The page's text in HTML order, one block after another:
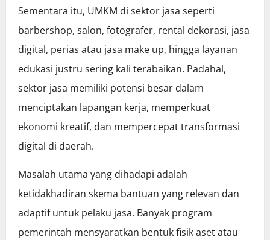
Sementara itu, UMKM di sektor jasa seperti
barbershop, salon, fotografer, rental dekorasi, jasa
digital, perias atau jasa make up, hingga layanan
edukasi justru sering kali terabaikan. Padahal,
sektor jasa memiliki potensi besar dalam
menciptakan lapangan kerja, memperkuat
ekonomi kreatif, dan mempercepat transformasi
digital di daerah.
Masalah utama yang dihadapi adalah
ketidakhadiran skema bantuan yang relevan dan
adaptif untuk pelaku jasa. Banyak program
pemerintah mensyaratkan bentuk fisik aset atau